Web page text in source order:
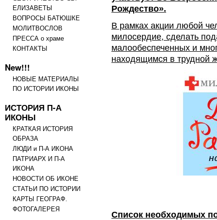
ЕЛИЗАВЕТЫ
ВОПРОСЫ БАТЮШКЕ
МОЛИТВОСЛОВ
ПРЕССА о храме
КОНТАКТЫ
New!!!
НОВЫЕ МАТЕРИАЛЫ
ПО ИСТОРИИ ИКОНЫ
ИСТОРИЯ П-А
ИКОНЫ
КРАТКАЯ ИСТОРИЯ
ОБРАЗА
ЛЮДИ и П-А ИКОНА
ПАТРИАРХ И П-А
ИКОНА
НОВОСТИ ОБ ИКОНЕ
СТАТЬИ ПО ИСТОРИИ
КАРТЫ ГЕОГРАФ.
ФОТОГАЛЕРЕЯ
Рождество».
В рамках акции любой
милосердие, сделать
малообеспеченных и
находящимся в трудной
Список необходимых